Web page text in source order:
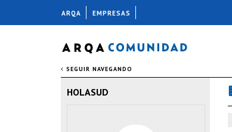
SEGUIR NAVEGANDO
HOLASUD
ARQA EMPRESAS